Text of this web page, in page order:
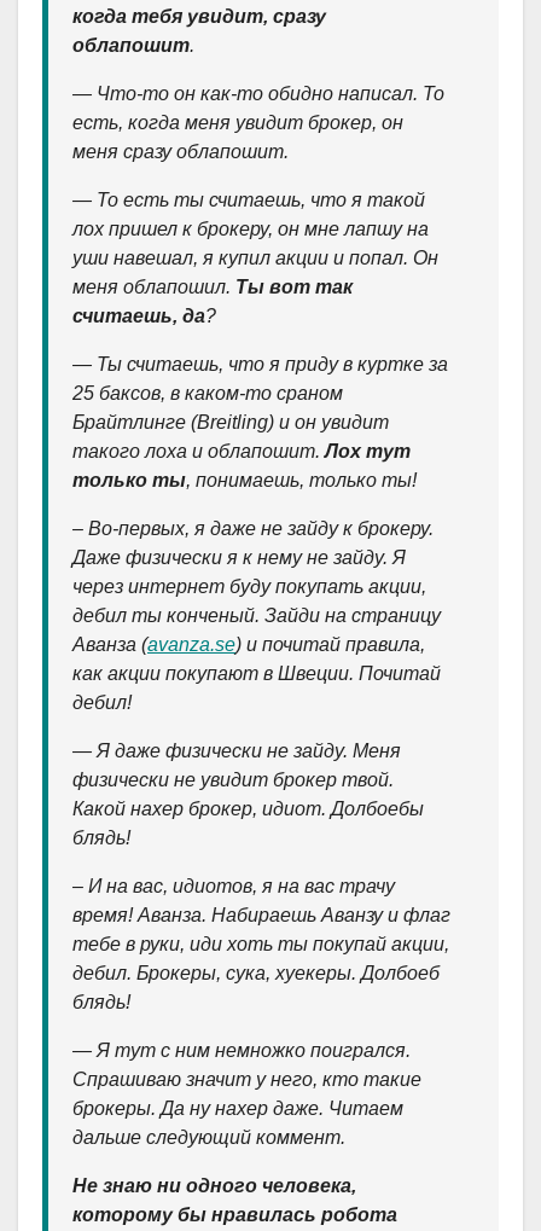
когда тебя увидит, сразу
облапошит.
— Что-то он как-то обидно написал. То
есть, когда меня увидит брокер, он
меня сразу облапошит.
— То есть ты считаешь, что я такой
лох пришел к брокеру, он мне лапшу на
уши навешал, я купил акции и попал. Он
меня облапошил. Ты вот так
считаешь, да?
— Ты считаешь, что я приду в куртке за
25 баксов, в каком-то сраном
Брайтлинге (Breitling) и он увидит
такого лоха и облапошит.Лох тут
только ты, понимаешь, только ты!
– Во-первых, я даже не зайду к брокеру.
Даже физически я к нему не зайду. Я
через интернет буду покупать акции,
дебил ты конченый. Зайди на страницу
Аванза (avanza.se) и почитай правила,
как акции покупают в Швеции. Почитай
дебил!
— Я даже физически не зайду. Меня
физически не увидит брокер твой.
Какой нахер брокер, идиот. Долбоебы
блядь!
– И на вас, идиотов, я на вас трачу
время! Аванза. Набираешь Аванзу и флаг
тебе в руки, иди хоть ты покупай акции,
дебил. Брокеры, сука, хуекеры. Долбоеб
блядь!
— Я тут с ним немножко поигрался.
Спрашиваю значит у него, кто такие
брокеры. Да ну нахер даже. Читаем
дальше следующий коммент.
Не знаю ни одного человека,
которому бы нравилась робота